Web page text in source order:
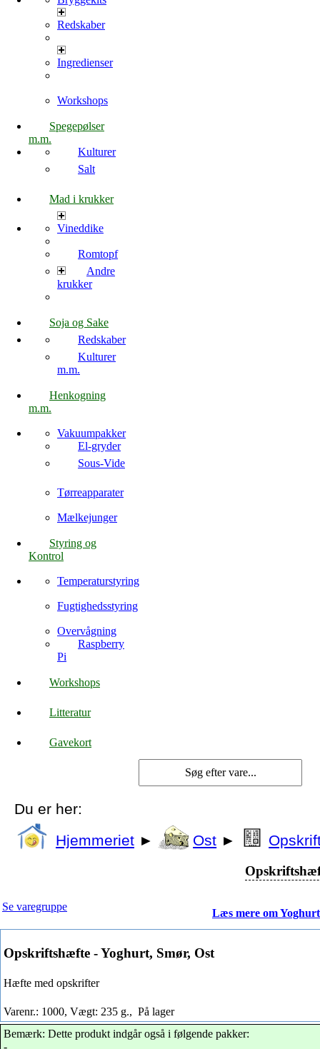
Redskaber
Ingredienser
Workshops
Spegepølser
m.m.
Kulturer
Salt
Mad i krukker
Vineddike
Romtopf
Andre
krukker
Soja og Sake
Redskaber
Kulturer
m.m.
Henkogning
m.m.
Vakuumpakker
El-gryder
Sous-Vide
Tørreapparater
Mælkejunger
Styring og
Kontrol
Temperaturstyring
Fugtighedsstyring
Overvågning
Raspberry
Pi
Workshops
Litteratur
Gavekort
Du er her:
Hjemmeriet ► Ost ►
Se varegruppe
Læs mere om Yoghurt
Opskriftshæfte - Yoghurt, Smør, Ost
Hæfte med opskrifter
Varenr.: 1000, Vægt: 235 g., På lager
Bemærk: Dette produkt indgår også i følgende pakker:
-